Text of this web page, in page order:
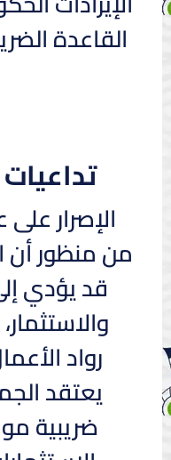
القاعدة
الإصرار
من منظور أن
قد يؤدي
رواد
يعتقد
ضريبية